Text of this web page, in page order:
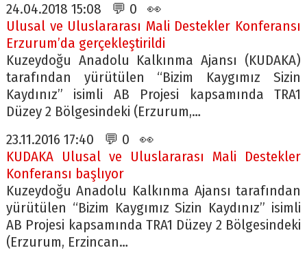
24.04.2018 15:08 💬 0 👀
Ulusal ve Uluslararası Mali Destekler Konferansı
Erzurum’da gerçekleştirildi
Kuzeydoğu Anadolu Kalkınma Ajansı (KUDAKA)
tarafından yürütülen “Bizim Kaygımız Sizin
Kaydınız” isimli AB Projesi kapsamında TRA1
Düzey 2 Bölgesindeki (Erzurum,…
23.11.2016 17:40 💬 0 👀
KUDAKA Ulusal ve Uluslararası Mali Destekler
Konferansı başlıyor
Kuzeydoğu Anadolu Kalkınma Ajansı tarafından
yürütülen “Bizim Kaygımız Sizin Kaydınız” isimli
AB Projesi kapsamında TRA1 Düzey 2 Bölgesindeki
(Erzurum, Erzincan…